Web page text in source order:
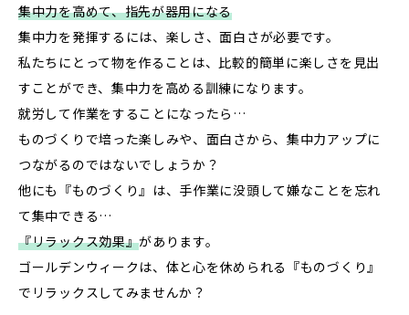
集中力を高めて、指先が器用になる
集中力を発揮するには、楽しさ、面白さが必要です。
私たちにとって物を作ることは、比較的簡単に楽しさを見出
すことができ、集中力を高める訓練になります。
就労して作業をすることになったら…
ものづくりで培った楽しみや、面白さから、集中力アップに
つながるのではないでしょうか？
他にも『ものづくり』は、手作業に没頭して嫌なことを忘れ
て集中できる…
『リラックス効果』があります。
ゴールデンウィークは、体と心を休められる『ものづくり』
でリラックスしてみませんか？